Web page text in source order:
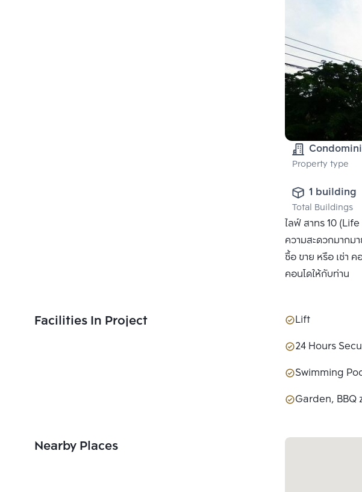
Property type
1 building
Total Buildings
ไลฟ์ สาทร 10
ความสะดวกมากม
ซื้อ ขาย หรือ เช่า
คอนโดให้กับท่าน
Facilities In Project Lift
24 Hours
Swimming
Garden, BBQ
Nearby Places